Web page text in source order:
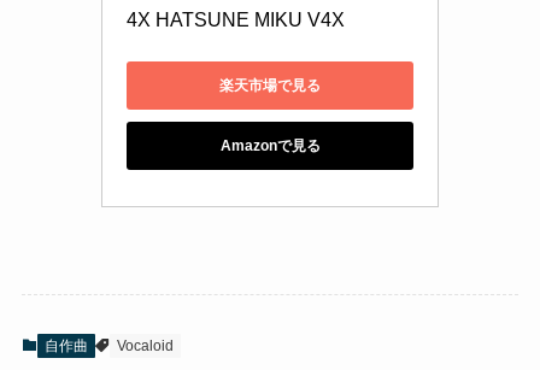
4X HATSUNE MIKU V4X
楽天市場で見る
Amazonで見る
自作曲 Vocaloid